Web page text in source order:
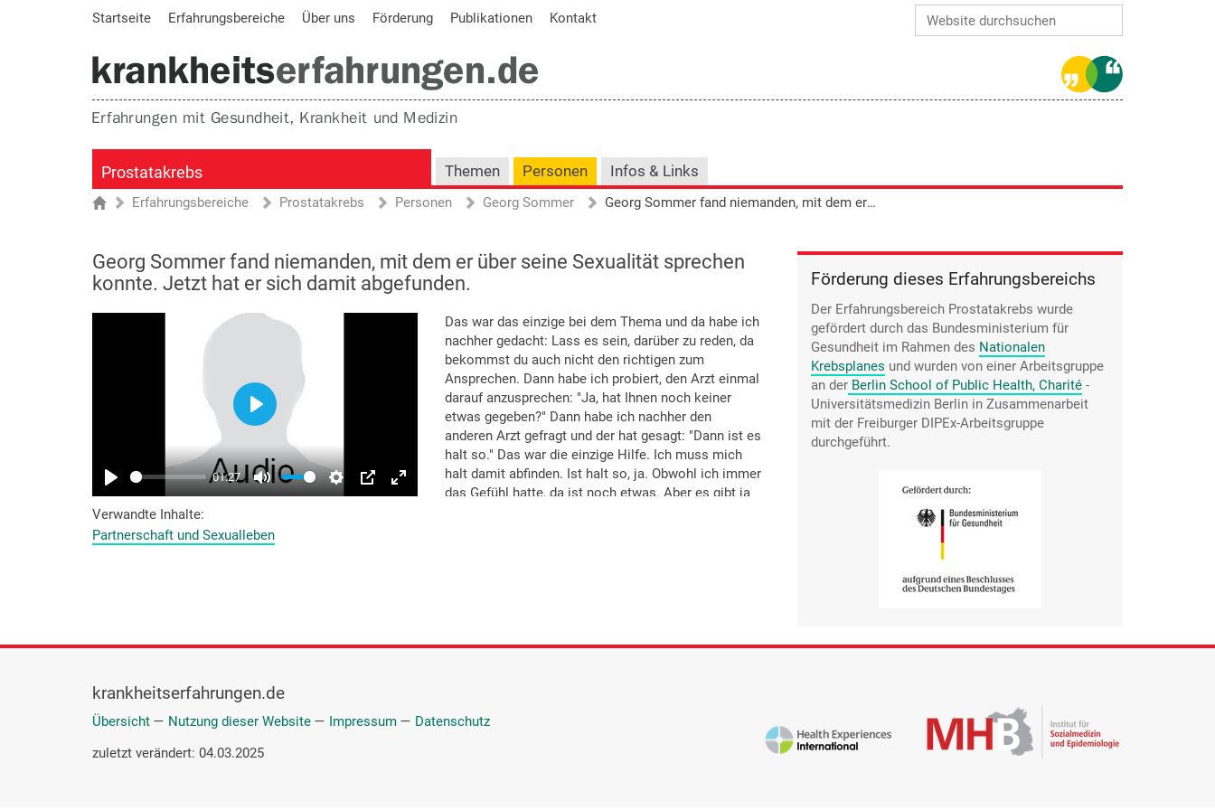
Erweiterte Suche…
Startseite Erfahrungsbereiche Über uns Förderung Publikationen Kontakt
Prostatakrebs Themen Personen Infos & Links
Sie sind hier
StartseiteErfahrungsbereiche Prostatakrebs Personen Georg Sommer Georg Sommer fand niemanden, mit dem er über seine Sexualität sprechen konnte. Jetzt hat er sich damit abgefunden.
Georg Sommer fand niemanden, mit dem er über seine Sexualität sprechen
konnte. Jetzt hat er sich damit abgefunden.
Das war das einzige bei dem Thema und da habe ich
nachher gedacht: Lass es sein, darüber zu reden, da
bekommst du auch nicht den richtigen zum
Ansprechen. Dann habe ich probiert, den Arzt einmal
darauf anzusprechen: "Ja, hat Ihnen noch keiner
etwas gegeben?" Dann habe ich nachher den
anderen Arzt gefragt und der hat gesagt: "Dann ist es
halt so." Das war die einzige Hilfe. Ich muss mich
halt damit abfinden. Ist halt so, ja. Obwohl ich immer
das Gefühl hatte, da ist noch etwas. Aber es gibt ja
Deutsch gesagt. Was auch durch Krankheit
aufgegeben.
Verwandte Inhalte
Partnerschaft und Sexualleben
Förderung dieses Erfahrungsbereichs
Der Erfahrungsbereich Prostatakrebs wurde
gefördert durch das Bundesministerium für
Gesundheit im Rahmen des Nationalen
Krebsplanes und wurden von einer Arbeitsgruppe
an der Berlin School of Public Health, Charité -
Universitätsmedizin Berlin in Zusammenarbeit
mit der Freiburger DIPEx-Arbeitsgruppe
durchgeführt.
krankheitserfahrungen.de
Übersicht — Nutzung dieser Website — Impressum — Datenschutz
zuletzt verändert: 04.03.2025